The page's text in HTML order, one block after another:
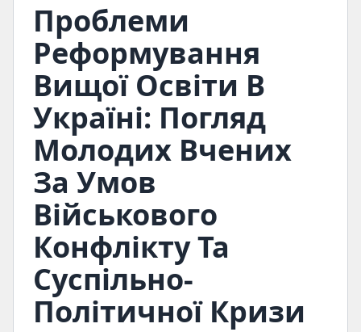
Проблеми
Реформування
Вищої Освіти В
Україні: Погляд
Молодих Вчених
За Умов
Військового
Конфлікту Та
Суспільно-
Політичної Кризи